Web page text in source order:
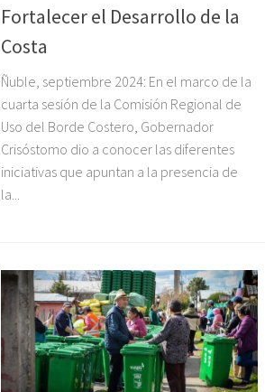
Fortalecer el Desarrollo de la
Costa
Ñuble, septiembre 2024: En el marco de la
cuarta sesión de la Comisión Regional de
Uso del Borde Costero, Gobernador
Crisóstomo dio a conocer las diferentes
iniciativas que apuntan a la presencia de
la...